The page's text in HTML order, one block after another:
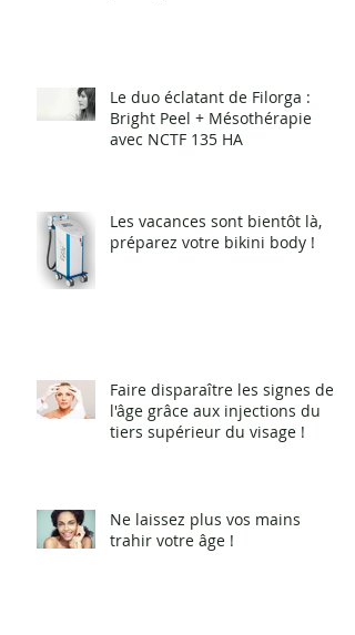
Le duo éclatant de Filorga :
Bright Peel + Mésothérapie
avec NCTF 135 HA
Les vacances sont bientôt là,
préparez votre bikini body !
Faire disparaître les signes de
l'âge grâce aux injections du
tiers supérieur du visage !
Ne laissez plus vos mains
trahir votre âge !